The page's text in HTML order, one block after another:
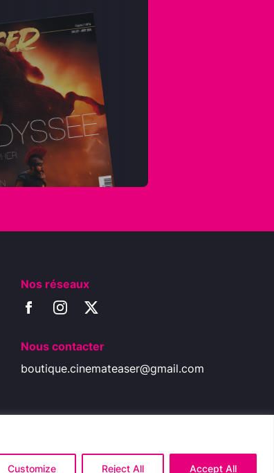
Customize Reject All Accept All
Nos réseaux
Nous contacter
boutique.cinemateaser@gmail.com